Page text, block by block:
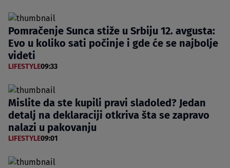
Pomračenje Sunca stiže u Srbiju 12. avgusta:
Evo u koliko sati počinje i gde će se najbolje
videti
LIFESTYLE09:33
Mislite da ste kupili pravi sladoled? Jedan
detalj na deklaraciji otkriva šta se zapravo
nalazi u pakovanju
LIFESTYLE09:01